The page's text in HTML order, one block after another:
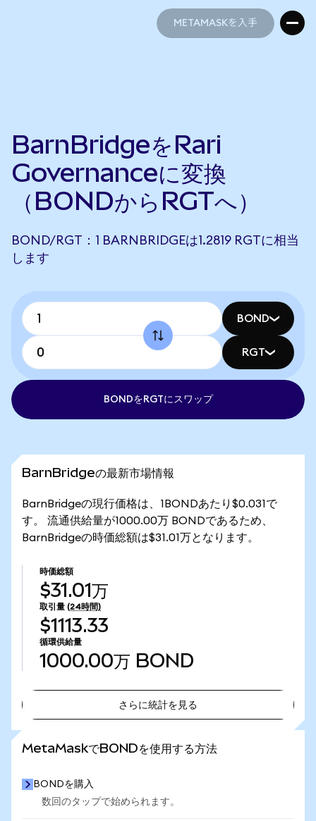
METAMASKを入手
BarnBridgeをRari
Governanceに変換
（BONDからRGTへ）
BOND/RGT：1 BARNBRIDGEは1.2819 RGTに相当
します
BOND
RGT
BONDをRGTにスワップ
BarnBridgeの最新市場情報
BarnBridgeの現行価格は、1BONDあたり$0.031で
す。 流通供給量が1000.00万 BONDであるため、
BarnBridgeの時価総額は$31.01万となります。
時価総額
$31.01万
取引量 (24時間)
$1113.33
循環供給量
1000.00万 BOND
さらに統計を見る
MetaMaskでBONDを使用する方法
BONDを購入
数回のタップで始められます。